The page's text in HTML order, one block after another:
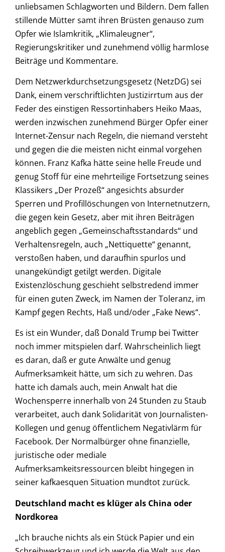
unliebsamen Schlagworten und Bildern. Dem fallen
stillende Mütter samt ihren Brüsten genauso zum
Opfer wie Islamkritik, „Klimaleugner“,
Regierungskritiker und zunehmend völlig harmlose
Beiträge und Kommentare.
Dem Netzwerkdurchsetzungsgesetz (NetzDG) sei
Dank, einem verschriftlichten Justizirrtum aus der
Feder des einstigen Ressortinhabers Heiko Maas,
werden inzwischen zunehmend Bürger Opfer einer
Internet-Zensur nach Regeln, die niemand versteht
und gegen die die meisten nicht einmal vorgehen
können. Franz Kafka hätte seine helle Freude und
genug Stoff für eine mehrteilige Fortsetzung seines
Klassikers „Der Prozeß“ angesichts absurder
Sperren und Profillöschungen von Internetnutzern,
die gegen kein Gesetz, aber mit ihren Beiträgen
angeblich gegen „Gemeinschaftsstandards“ und
Verhaltensregeln, auch „Nettiquette“ genannt,
verstoßen haben, und daraufhin spurlos und
unangekündigt getilgt werden. Digitale
Existenzlöschung geschieht selbstredend immer
für einen guten Zweck, im Namen der Toleranz, im
Kampf gegen Rechts, Haß und/oder „Fake News“.
Es ist ein Wunder, daß Donald Trump bei Twitter
noch immer mitspielen darf. Wahrscheinlich liegt
es daran, daß er gute Anwälte und genug
Aufmerksamkeit hätte, um sich zu wehren. Das
hatte ich damals auch, mein Anwalt hat die
Wochensperre innerhalb von 24 Stunden zu Staub
verarbeitet, auch dank Solidarität von Journalisten-
Kollegen und genug öffentlichem Negativlärm für
Facebook. Der Normalbürger ohne finanzielle,
juristische oder mediale
Aufmerksamkeitsressourcen bleibt hingegen in
seiner kafkaesquen Situation mundtot zurück.
Deutschland macht es klüger als China oder
Nordkorea
„Ich brauche nichts als ein Stück Papier und ein